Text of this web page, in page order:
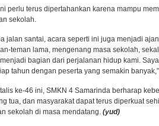
perlu terus dipertahankan karena mampu
sekolah.
jalan santai, acara seperti ini juga menjadi
teman lama, mengenang masa sekolah,
bagian dari perjalanan hidup kami.
tahun dengan peserta yang semakin
ke-46 ini, SMKN 4 Samarinda berharap
tua, dan masyarakat dapat terus diperkuat
sekolah di masa mendatang. (yud)